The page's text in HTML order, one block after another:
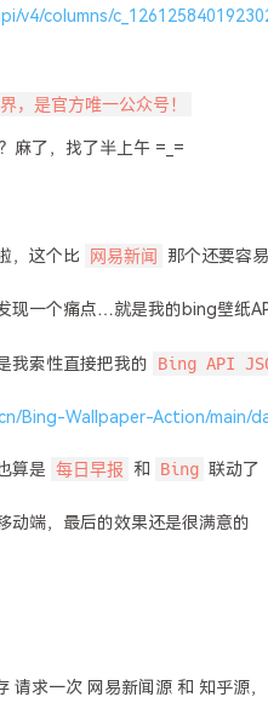
v4/columns/
，是官方唯一公众号！
麻了，找了半上午 =_=
，这个比 网易新闻 那个还要容
现一个痛点…就是我的bing壁纸
我索性直接把我的 Bing API
Bing-Wallpaper-Action/main/
算是 每日早报 和 Bing 联动了
动端，最后的效果还是很满意的
请求一次 网易新闻源 和 知乎源